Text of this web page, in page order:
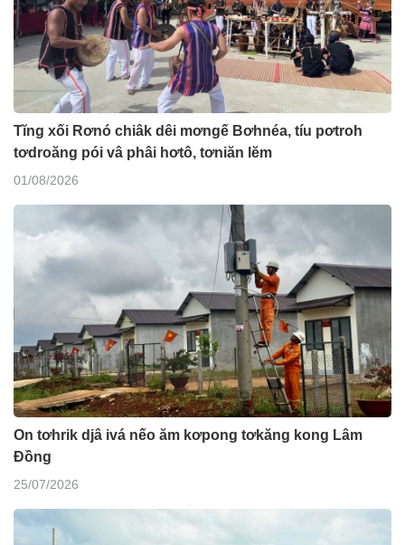
Tĭng xối Rơnó chiâk dêi mơngế Bơhnéa, tíu pơtroh
tơdroăng pói vâ phâi hơtô, tơniăn lĕm
01/08/2026
On tơhrik djâ ivá nếo ăm kơpong tơkăng kong Lâm
Đồng
25/07/2026